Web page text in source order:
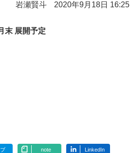
岩瀬賢斗 2020年9月18日 16:25
末 展開予定
note LinkedIn